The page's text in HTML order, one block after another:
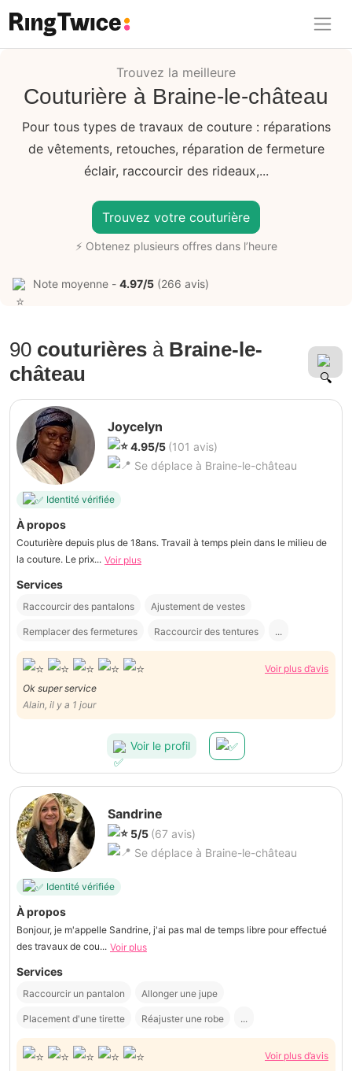
Ring Twice
Trouvez la meilleure
Couturière à Braine-le-château
Pour tous types de travaux de couture : réparations
de vêtements, retouches, réparation de fermeture
éclair, raccourcir des rideaux,...
Trouvez votre couturière
⚡ Obtenez plusieurs offres dans l’heure
Note moyenne - 4.97/5 (266 avis)
90 couturières à Braine-le-
château
Joycelyn
4.95/5 (101 avis)
Se déplace à Braine-le-château
Identité vérifiée
À propos
Couturière depuis plus de 18ans. Travail à temps plein dans le milieu de
la couture. Le prix... Voir plus
Services
Raccourcir des pantalons Ajustement de vestes
Remplacer des fermetures Raccourcir des tentures ...
Voir plus d’avis
Ok super service
Alain, il y a 1 jour
Voir le profil
Sandrine
5/5 (67 avis)
Se déplace à Braine-le-château
Identité vérifiée
À propos
Bonjour, je m'appelle Sandrine, j'ai pas mal de temps libre pour effectué
des travaux de cou... Voir plus
Services
Raccourcir un pantalon Allonger une jupe
Placement d'une tirette Réajuster une robe ...
Voir plus d’avis